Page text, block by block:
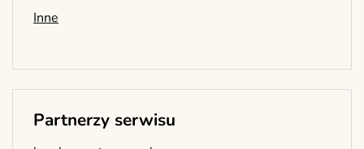
Inne
Partnerzy serwisu